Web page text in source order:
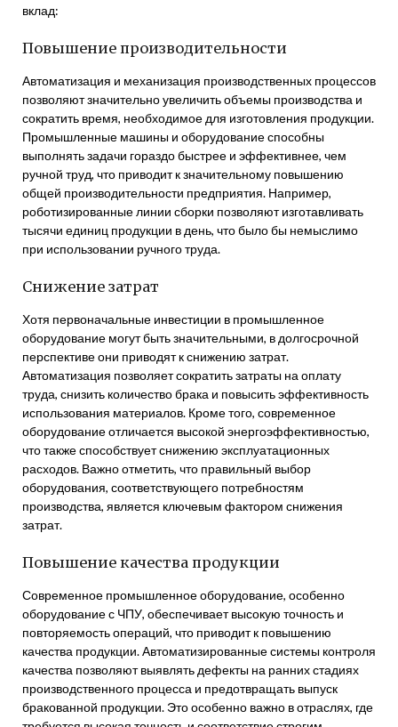
вклад:
Повышение производительности
Автоматизация и механизация производственных процессов
позволяют значительно увеличить объемы производства и
сократить время, необходимое для изготовления продукции.
Промышленные машины и оборудование способны
выполнять задачи гораздо быстрее и эффективнее, чем
ручной труд, что приводит к значительному повышению
общей производительности предприятия. Например,
роботизированные линии сборки позволяют изготавливать
тысячи единиц продукции в день, что было бы немыслимо
при использовании ручного труда.
Снижение затрат
Хотя первоначальные инвестиции в промышленное
оборудование могут быть значительными, в долгосрочной
перспективе они приводят к снижению затрат.
Автоматизация позволяет сократить затраты на оплату
труда, снизить количество брака и повысить эффективность
использования материалов. Кроме того, современное
оборудование отличается высокой энергоэффективностью,
что также способствует снижению эксплуатационных
расходов. Важно отметить, что правильный выбор
оборудования, соответствующего потребностям
производства, является ключевым фактором снижения
затрат.
Повышение качества продукции
Современное промышленное оборудование, особенно
оборудование с ЧПУ, обеспечивает высокую точность и
повторяемость операций, что приводит к повышению
качества продукции. Автоматизированные системы контроля
качества позволяют выявлять дефекты на ранних стадиях
производственного процесса и предотвращать выпуск
бракованной продукции. Это особенно важно в отраслях, где